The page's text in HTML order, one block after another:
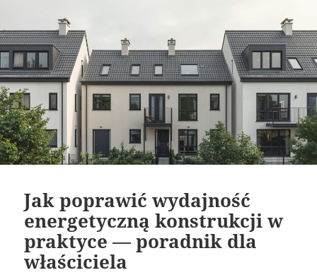
Jak poprawić wydajność
energetyczną konstrukcji w
praktyce — poradnik dla
właściciela